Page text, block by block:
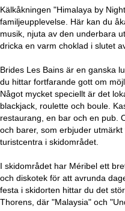
Kälkåkningen "Himalaya by
familjeupplevelse. Här kan du
musik, njuta av den underbara
dricka en varm choklad i slutet
Brides Les Bains är en ganska
du hittar fortfarande gott om
Något mycket speciellt är det
blackjack, roulette och boule.
restaurang, en bar och en pub.
och barer, som erbjuder
turistcentra i skidområdet.
I skidområdet har Méribel ett
och diskotek för att avrunda
festa i skidorten hittar du det
Thorens, där "Malaysia" och